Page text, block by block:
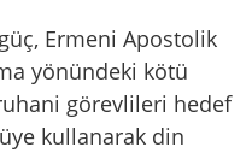
Ermeni Apostolik
yönündeki kötü
görevlileri hedef
kullanarak din